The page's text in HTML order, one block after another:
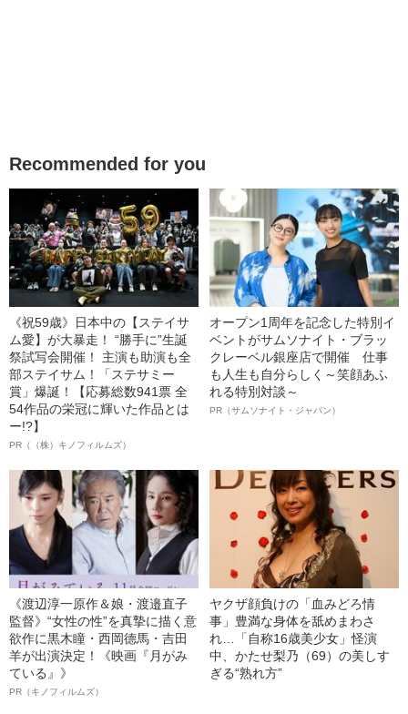
Recommended for you
《祝59歳》日本中の【ステイサ
ム愛】が大暴走！ “勝手に”生誕
祭試写会開催！ 主演も助演も全
部ステイサム！「ステサミー
賞」爆誕！【応募総数941票 全
54作品の栄冠に輝いた作品とは
ー!?】
PR（（株）キノフィルムズ）
オープン1周年を記念した特別イ
ベントがサムソナイト・ブラッ
クレーベル銀座店で開催 仕事
も人生も自分らしく～笑顔あふ
れる特別対談～
PR（サムソナイト・ジャパン）
《渡辺淳一原作＆娘・渡邉直子
監督》“女性の性”を真摯に描く意
欲作に黒木瞳・西岡德馬・吉田
羊が出演決定！《映画『月がみ
ている』》
PR（キノフィルムズ）
ヤクザ顔負けの「血みどろ情
事」豊満な身体を舐めまわさ
れ…「自称16歳美少女」怪演
中、かたせ梨乃（69）の美しす
ぎる“熟れ方”